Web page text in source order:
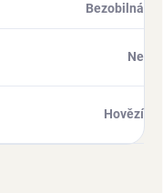
Bezobilná
Ne
Hovězí